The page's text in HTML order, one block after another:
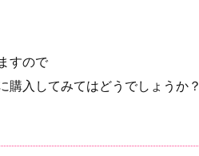
すので
購入してみてはどうでしょうか？